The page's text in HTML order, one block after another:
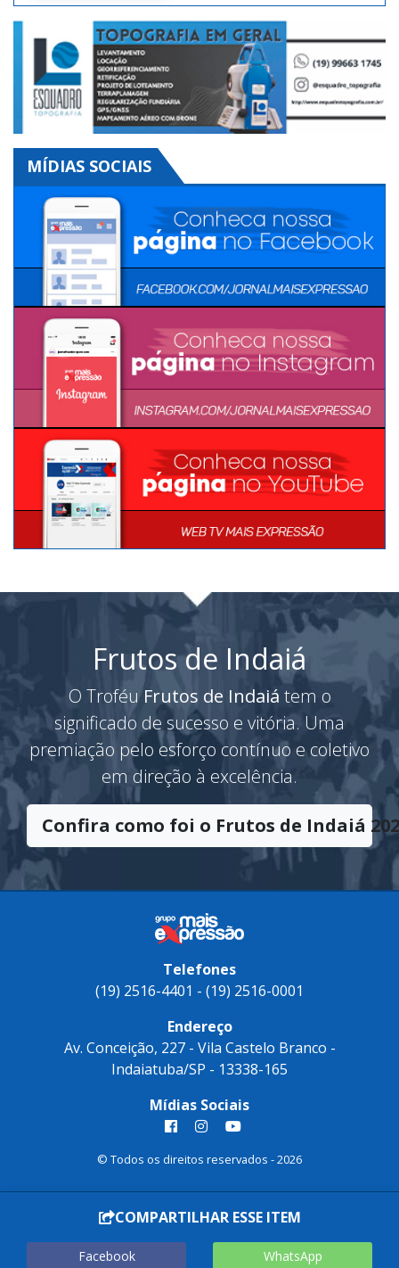
edição diferente!
Clique aqui
MÍDIAS SOCIAIS
Frutos de Indaiá
O TroféuFrutos de Indaiátem o
significado de sucesso e vitória. Uma
premiação pelo esforço contínuo e coletivo
em direção à excelência.
Telefones
(19) 2516-4401 - (19) 2516-0001
Endereço
Av. Conceição, 227 - Vila Castelo Branco -
Indaiatuba/SP - 13338-165
© Todos os direitos reservados - 2026
COMPARTILHAR ESSE ITEM
Facebook WhatsApp